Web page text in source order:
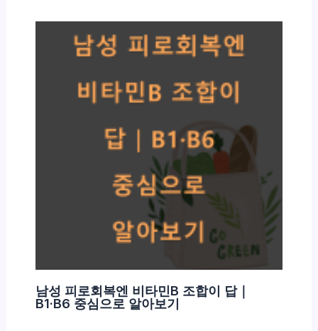
남성 피로회복엔 비타민B 조합이 답｜
B1·B6 중심으로 알아보기